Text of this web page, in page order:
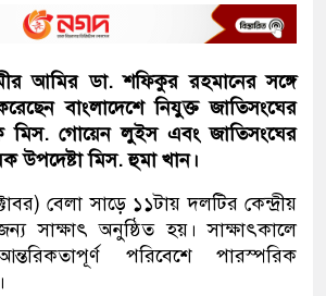
আমির ডা. শফিকুর রহমানের সঙ্গে
বাংলাদেশে নিযুক্ত জাতিসংঘের
মিস. গোয়েন লুইস এবং জাতিসংঘের
উপদেষ্টা মিস. হুমা খান।
বেলা সাড়ে ১১টায় দলটির কেন্দ্রীয়
সাক্ষাৎ অনুষ্ঠিত হয়। সাক্ষাৎকালে
পরিবেশে পারস্পরিক